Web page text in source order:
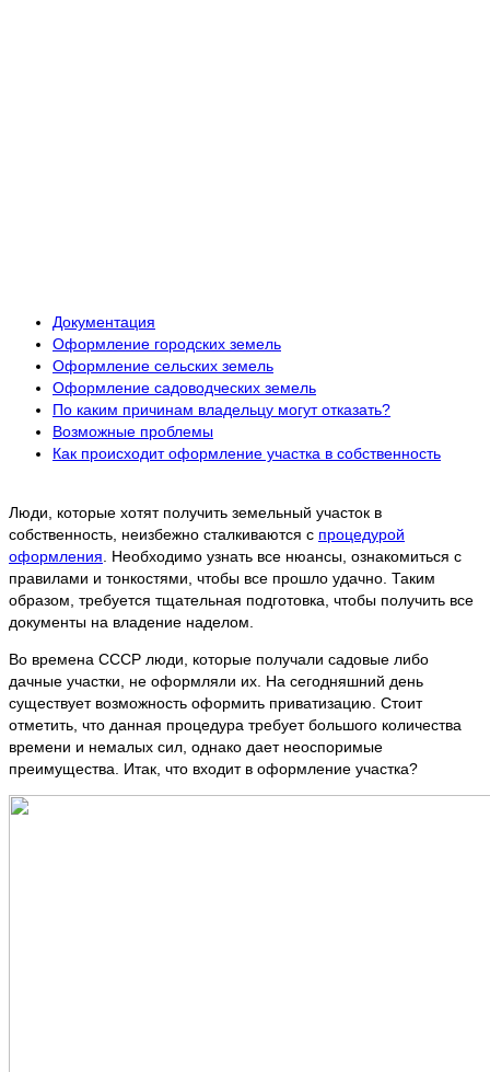
Документация
Оформление городских земель
Оформление сельских земель
Оформление садоводческих земель
По каким причинам владельцу могут отказать?
Возможные проблемы
Как происходит оформление участка в собственность
Люди, которые хотят получить земельный участок в
собственность, неизбежно сталкиваются с процедурой
оформления . Необходимо узнать все нюансы, ознакомиться с
правилами и тонкостями, чтобы все прошло удачно. Таким
образом, требуется тщательная подготовка, чтобы получить все
документы на владение наделом.
Во времена СССР люди, которые получали садовые либо
дачные участки, не оформляли их. На сегодняшний день
существует возможность оформить приватизацию. Стоит
отметить, что данная процедура требует большого количества
времени и немалых сил, однако дает неоспоримые
преимущества. Итак, что входит в оформление участка?